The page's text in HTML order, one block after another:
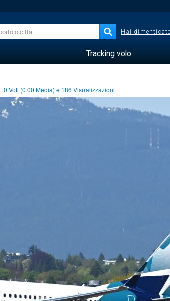
Hai
Tracking volo
0 Voti (0.00 Media) e 186 Visualizzazioni